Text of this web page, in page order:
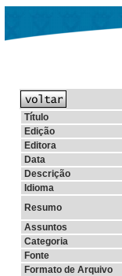
Título
Edição
Editora
Data
Descrição
Idioma
Resumo
Assuntos
Categoria
Fonte
Formato de Arquivo